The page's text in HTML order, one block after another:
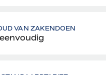
VAN ZAKENDOEN